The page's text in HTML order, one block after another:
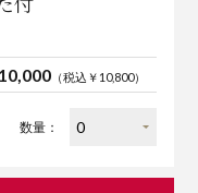
（税込￥10,800）
数量：